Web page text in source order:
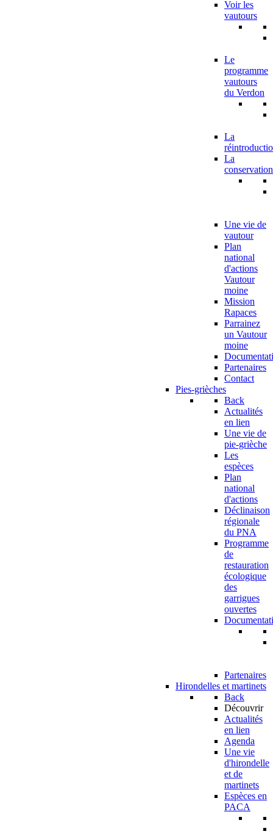
Voir les
vautours
Le
programme
vautours
du Verdon
La
La
conservation
Une vie de
vautour
Plan
national
d'actions
Vautour
moine
Mission
Rapaces
Parrainez
un Vautour
moine
Partenaires
Contact
Pies-grièches
Back
Actualités
en lien
Une vie de
pie-grièche
Les
espèces
Plan
national
d'actions
Déclinaison
régionale
du PNA
Programme
de
restauration
écologique
des
garrigues
ouvertes
Partenaires
Hirondelles et martinets
Back
Découvrir
Actualités
en lien
Agenda
Une vie
d'hirondelle
et de
martinets
Espèces en
PACA